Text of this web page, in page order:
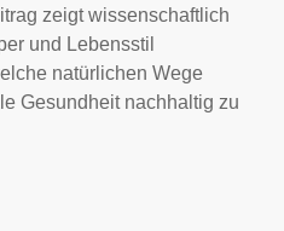
zeigt wissenschaftlich
und Lebensstil
natürlichen Wege
Gesundheit nachhaltig zu